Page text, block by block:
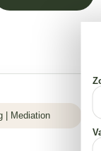
| Mediation